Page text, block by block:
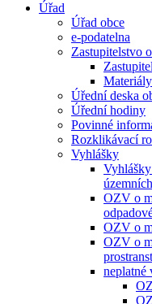
Úřad
Úřad obce
e-podatelna
Zastupitelstvo
Úřední deska
Úřední hodiny
Povinné
Rozklikávací
Vyhlášky
OZV o
OZV o
OZV o
neplatné